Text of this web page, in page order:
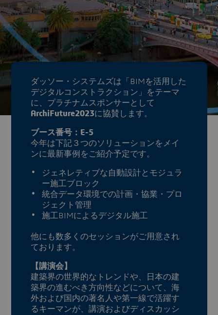
ダッソー・システムズは「BIMを活用した
デジタルコンストラクション」をテーマ
に、プラチナムスポンサーとして
ArchiFuture2023に協賛します。
ブース番号：E-5
今年は下記３つのソリューションをメイ
ンに最新事例をご紹介予定です。
ジェネレティブな自動設計とモジュラ
ー施工ブロック
統合データ環境での計画・協業・プロ
ジェクト管理
施工BIMによるデジタル施工
他にも数多くのセッションがご用意され
ております。
【講演会】
建築界の世界的なトレンドや、日本の建
築界の進むべき方向性などについて、海
外および国内の著名人や第一線で活躍す
るキーマンが、講演およびディスカッシ